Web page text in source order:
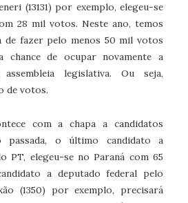
(13131) por exemplo, elegeu-se
28 mil votos. Neste ano, temos
de fazer pelo menos 50 mil votos
chance de ocupar novamente a
legislativa. Ou seja,
de votos.
com a chapa a candidatos
passada, o último candidato a
PT, elegeu-se no Paraná com 65
a deputado federal pelo
(1350) por exemplo, precisará